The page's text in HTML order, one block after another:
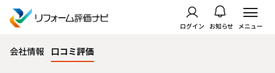
ログイン お知らせ メニュー
会社情報 口コミ評価